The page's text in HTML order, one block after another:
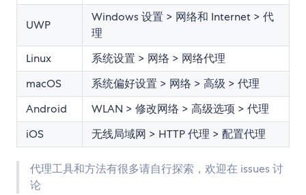
UWP
Windows 设置 > 网络和 Internet > 代
理
Linux
系统设置 > 网络 > 网络代理
macOS
系统偏好设置 > 网络 > 高级 > 代理
Android
WLAN > 修改网络 > 高级选项 > 代理
iOS
无线局域网 > HTTP 代理 > 配置代理
代理工具和方法有很多请自行探索，欢迎在 issues 讨
论